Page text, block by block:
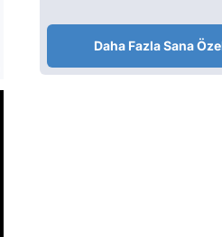
Daha Fazla Sana